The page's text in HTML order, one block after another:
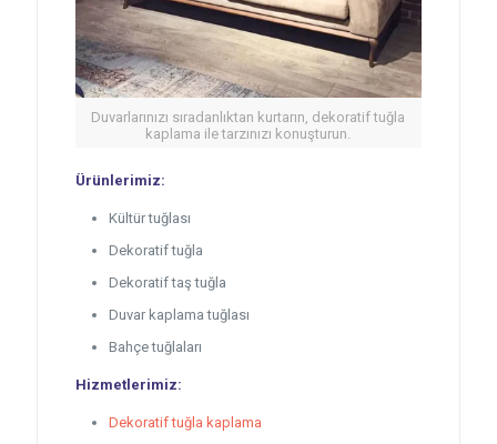
Duvarlarınızı sıradanlıktan kurtarın, dekoratif tuğla
kaplama ile tarzınızı konuşturun.
Ürünlerimiz:
Kültür tuğlası
Dekoratif tuğla
Dekoratif taş tuğla
Duvar kaplama tuğlası
Bahçe tuğlaları
Hizmetlerimiz:
Dekoratif tuğla kaplama